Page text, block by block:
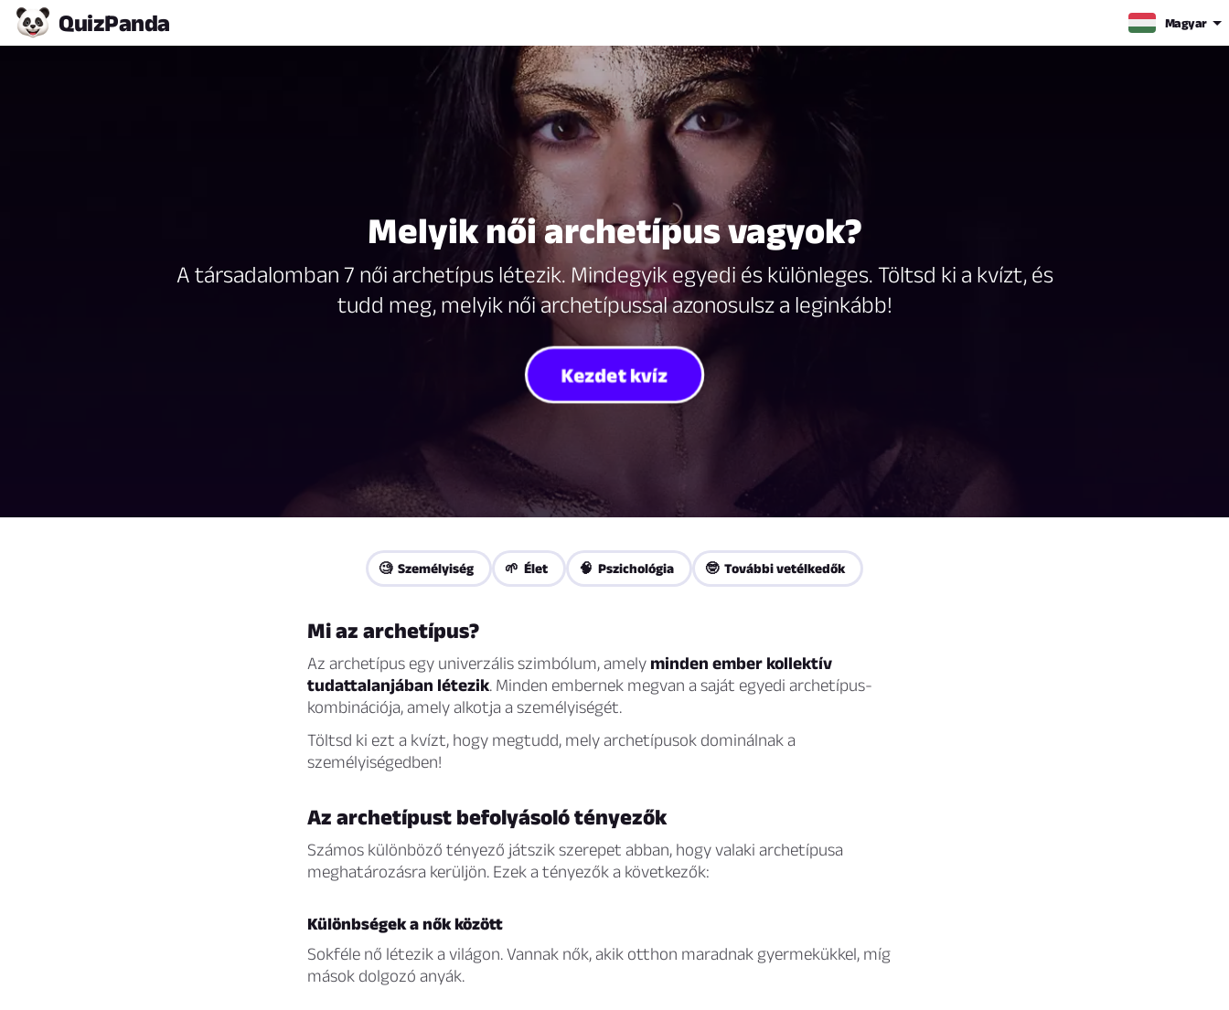
QuizPanda Magyar
Melyik női archetípus vagyok?
A társadalomban 7 női archetípus létezik. Mindegyik egyedi és különleges. Töltsd ki a kvízt, és
tudd meg, melyik női archetípussal azonosulsz a leginkább!
Kezdet kvíz
🧐 Személyiség 🌱 Élet 🧠 Pszichológia 🤓 További vetélkedők
Mi az archetípus?
Az archetípus egy univerzális szimbólum, amely minden ember kollektív
tudattalanjában létezik. Minden embernek megvan a saját egyedi archetípus-
kombinációja, amely alkotja a személyiségét.
Töltsd ki ezt a kvízt, hogy megtudd, mely archetípusok dominálnak a
személyiségedben!
Az archetípust befolyásoló tényezők
Számos különböző tényező játszik szerepet abban, hogy valaki archetípusa
meghatározásra kerüljön. Ezek a tényezők a következők:
Különbségek a nők között
Sokféle nő létezik a világon. Vannak nők, akik otthon maradnak gyermekükkel, míg
mások dolgozó anyák.